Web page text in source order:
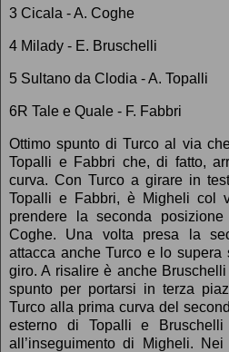
3 Cicala - A. Coghe
4 Milady - E. Bruschelli
5 Sultano da Clodia - A. Topalli
6R Tale e Quale - F. Fabbri
Ottimo spunto di Turco al via
Topalli e Fabbri che, di fatto,
curva. Con Turco a girare in
Topalli e Fabbri, è Migheli col
prendere la seconda
Coghe. Una volta presa la
attacca anche Turco e lo
giro. A risalire è anche
spunto per portarsi in terza
Turco alla prima curva del
esterno di Topalli e
all’inseguimento di Migheli.